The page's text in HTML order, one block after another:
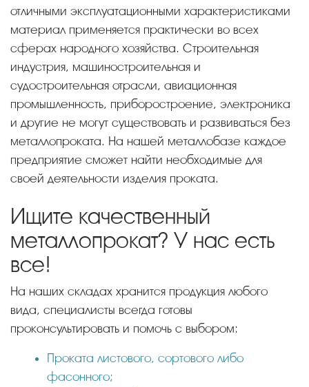
отличными эксплуатационными характеристиками
материал применяется практически во всех
сферах народного хозяйства. Строительная
индустрия, машиностроительная и
судостроительная отрасли, авиационная
промышленность, приборостроение, электроника
и другие не могут существовать и развиваться без
металлопроката. На нашей металлобазе каждое
предприятие сможет найти необходимые для
своей деятельности изделия проката.
Ищите качественный
металлопрокат? У нас есть
все!
На наших складах хранится продукция любого
вида, специалисты всегда готовы
проконсультировать и помочь с выбором:
Проката листового, сортового либо
фасонного;